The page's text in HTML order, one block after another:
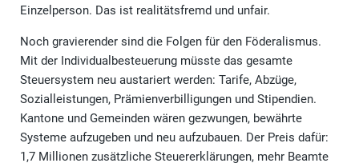
Einzelperson. Das ist realitätsfremd und unfair.
Noch gravierender sind die Folgen für den Föderalismus.
Mit der Individualbesteuerung müsste das gesamte
Steuersystem neu austariert werden: Tarife, Abzüge,
Sozialleistungen, Prämienverbilligungen und Stipendien.
Kantone und Gemeinden wären gezwungen, bewährte
Systeme aufzugeben und neu aufzubauen. Der Preis dafür:
1,7 Millionen zusätzliche Steuererklärungen, mehr Beamte